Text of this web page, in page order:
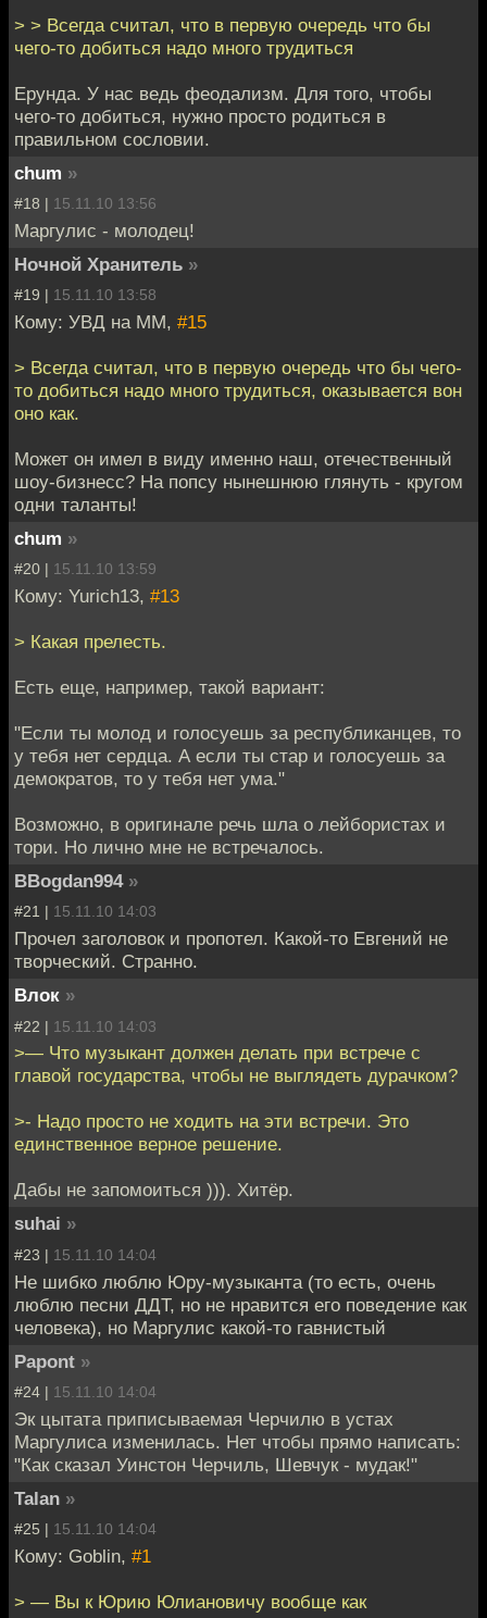
> > Всегда считал, что в первую очередь что бы
чего-то добиться надо много трудиться
Ерунда. У нас ведь феодализм. Для того, чтобы
чего-то добиться, нужно просто родиться в
правильном сословии.
chum »
#18 | 15.11.10 13:56
Маргулис - молодец!
Ночной Хранитель »
#19 | 15.11.10 13:58
Кому: УВД на ММ, #15
> Всегда считал, что в первую очередь что бы чего-
то добиться надо много трудиться, оказывается вон
оно как.
Может он имел в виду именно наш, отечественный
шоу-бизнесс? На попсу нынешнюю глянуть - кругом
одни таланты!
chum »
#20 | 15.11.10 13:59
Кому: Yurich13, #13
> Какая прелесть.
Есть еще, например, такой вариант:
"Если ты молод и голосуешь за республиканцев, то
у тебя нет сердца. А если ты стар и голосуешь за
демократов, то у тебя нет ума."
Возможно, в оригинале речь шла о лейбористах и
тори. Но лично мне не встречалось.
BBogdan994 »
#21 | 15.11.10 14:03
Прочел заголовок и пропотел. Какой-то Евгений не
творческий. Странно.
Влок »
#22 | 15.11.10 14:03
>— Что музыкант должен делать при встрече с
главой государства, чтобы не выглядеть дурачком?
>- Надо просто не ходить на эти встречи. Это
единственное верное решение.
Дабы не запомоиться ))). Хитёр.
suhai »
#23 | 15.11.10 14:04
Не шибко люблю Юру-музыканта (то есть, очень
люблю песни ДДТ, но не нравится его поведение как
человека), но Маргулис какой-то гавнистый
Papont »
#24 | 15.11.10 14:04
Эк цытата приписываемая Черчилю в устах
Маргулиса изменилась. Нет чтобы прямо написать:
"Как сказал Уинстон Черчиль, Шевчук - мудак!"
Talan »
#25 | 15.11.10 14:04
Кому: Goblin, #1
> — Вы к Юрию Юлиановичу вообще как